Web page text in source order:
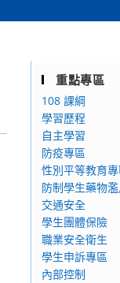
重點專區
108 課綱
學習歷程
自主學習
防疫專區
性別平等教育
防制學生藥物
交通安全
學生團體保險
職業安全衛生
學生申訴專區
內部控制